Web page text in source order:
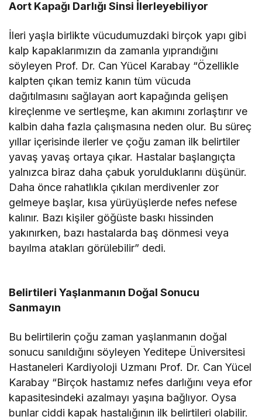
Aort Kapağı Darlığı Sinsi İlerleyebiliyor
İleri yaşla birlikte vücudumuzdaki birçok yapı gibi
kalp kapaklarımızın da zamanla yıprandığını
söyleyen Prof. Dr. Can Yücel Karabay “Özellikle
kalpten çıkan temiz kanın tüm vücuda
dağıtılmasını sağlayan aort kapağında gelişen
kireçlenme ve sertleşme, kan akımını zorlaştırır ve
kalbin daha fazla çalışmasına neden olur. Bu süreç
yıllar içerisinde ilerler ve çoğu zaman ilk belirtiler
yavaş yavaş ortaya çıkar. Hastalar başlangıçta
yalnızca biraz daha çabuk yorulduklarını düşünür.
Daha önce rahatlıkla çıkılan merdivenler zor
gelmeye başlar, kısa yürüyüşlerde nefes nefese
kalınır. Bazı kişiler göğüste baskı hissinden
yakınırken, bazı hastalarda baş dönmesi veya
bayılma atakları görülebilir” dedi.
Belirtileri Yaşlanmanın Doğal Sonucu
Sanmayın
Bu belirtilerin çoğu zaman yaşlanmanın doğal
sonucu sanıldığını söyleyen Yeditepe Üniversitesi
Hastaneleri Kardiyoloji Uzmanı Prof. Dr. Can Yücel
Karabay “Birçok hastamız nefes darlığını veya efor
kapasitesindeki azalmayı yaşına bağlıyor. Oysa
bunlar ciddi kapak hastalığının ilk belirtileri olabilir.